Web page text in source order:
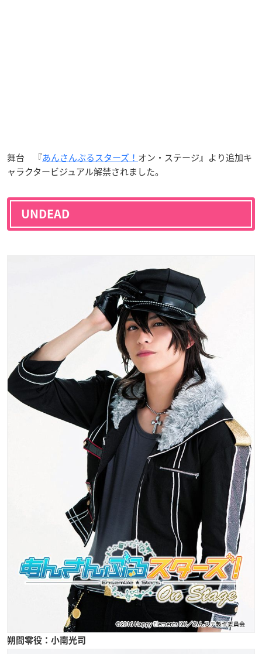
舞台 『あんさんぶるスターズ！ オン・ステージ』 より追加キ
ャラクタービジュアル解禁されました。
UNDEAD
朔間零役：小南光司